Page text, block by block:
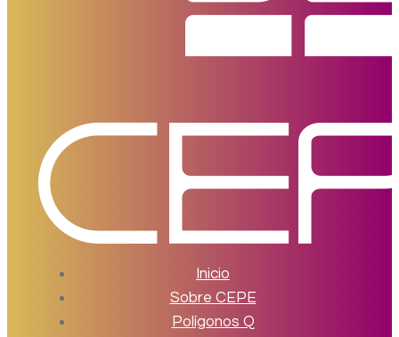
Inicio
Sobre CEPE
Polígonos Q